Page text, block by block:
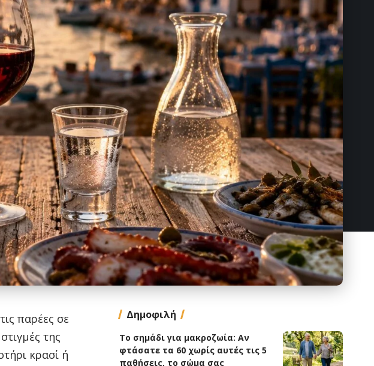
παρέες σε
της
κρασί ή
Δημοφιλή
Το σημάδι για μακροζωία: Αν
φτάσατε τα 60 χωρίς αυτές τις 5
παθήσεις, το σώμα σας